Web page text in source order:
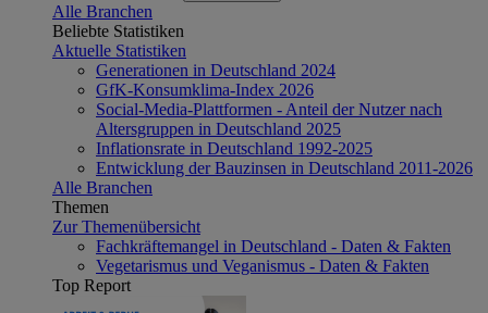
Alle Branchen
Beliebte Statistiken
Aktuelle Statistiken
Generationen in Deutschland 2024
GfK-Konsumklima-Index 2026
Social-Media-Plattformen - Anteil der Nutzer nach
Altersgruppen in Deutschland 2025
Inflationsrate in Deutschland 1992-2025
Entwicklung der Bauzinsen in Deutschland 2011-2026
Alle Branchen
Themen
Zur Themenübersicht
Fachkräftemangel in Deutschland - Daten & Fakten
Vegetarismus und Veganismus - Daten & Fakten
Top Report